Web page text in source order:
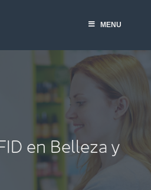
MENU
en Belleza y